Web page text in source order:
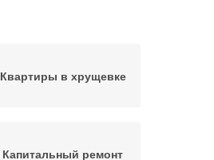
Квартиры в хрущевке
Капитальный ремонт